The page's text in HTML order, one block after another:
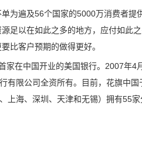
为遍及56个国家的5000万消费者
足以在如此之多的地方，应付如此
比客户预期的做得更好。
家在中国开业的美国银行。2007年
限公司全资所有。目前，花旗中
上海、深圳、天津和无锡）拥有55